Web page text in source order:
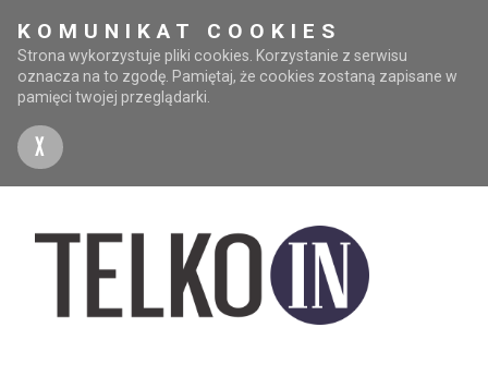
KOMUNIKAT COOKIES
Strona wykorzystuje pliki cookies. Korzystanie z serwisu
oznacza na to zgodę. Pamiętaj, że cookies zostaną zapisane w
pamięci twojej przeglądarki.
X